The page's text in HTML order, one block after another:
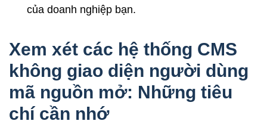
của doanh nghiệp bạn.
Xem xét các hệ thống CMS
không giao diện người dùng
mã nguồn mở: Những tiêu
chí cần nhớ